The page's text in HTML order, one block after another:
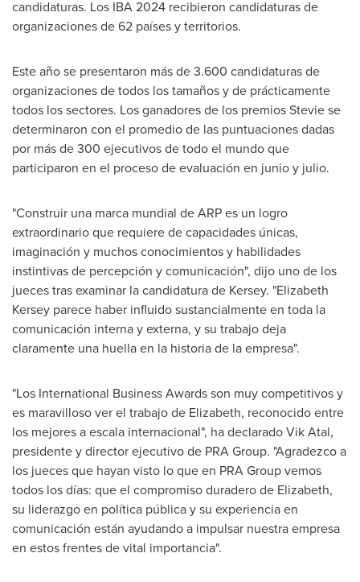
candidaturas. Los IBA 2024 recibieron candidaturas de
organizaciones de 62 países y territorios.
Este año se presentaron más de 3.600 candidaturas de
organizaciones de todos los tamaños y de prácticamente
todos los sectores. Los ganadores de los premios Stevie se
determinaron con el promedio de las puntuaciones dadas
por más de 300 ejecutivos de todo el mundo que
participaron en el proceso de evaluación en junio y julio.
"Construir una marca mundial de ARP es un logro
extraordinario que requiere de capacidades únicas,
imaginación y muchos conocimientos y habilidades
instintivas de percepción y comunicación", dijo uno de los
jueces tras examinar la candidatura de Kersey. "Elizabeth
Kersey parece haber influido sustancialmente en toda la
comunicación interna y externa, y su trabajo deja
claramente una huella en la historia de la empresa".
"Los International Business Awards son muy competitivos y
es maravilloso ver el trabajo de Elizabeth, reconocido entre
los mejores a escala internacional", ha declaradoVik Atal,
presidente y director ejecutivo de PRA Group. "Agradezco a
los jueces que hayan visto lo que en PRA Group vemos
todos los días: que el compromiso duradero de Elizabeth,
su liderazgo en política pública y su experiencia en
comunicación están ayudando a impulsar nuestra empresa
en estos frentes de vital importancia".